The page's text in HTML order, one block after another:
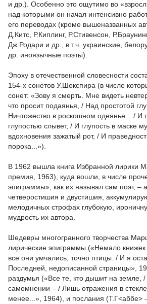
и др.). Особенно это ощутимо во
над которыми он начал интенсивно
его переводах (кроме вышеназванных
Д.Китс, Р.Киплинг, Р.Стивенсон,
Дж.Родари и др., в т.ч. украинские,
др. иноязычные поэты).
Эпоху в отечественной словесности
154-х сонетов У.Шекспира (в числе
сонет: «Зову я смерть. Мне видеть
что просит подаянья, / Над простотой
Ничтожество в роскошном одеянье... / И
глупостью слывет, / И глупость в маске
вдохновения зажатый рот, / И
порока...»).
В 1962 вышла книга Избранной лирики
премия, 1963), куда вошли, в числе
эпиграммы», как их называл сам поэт, –
четверостишия и двустишия,
мелодичных строфах глубокую,
мудрость их автора.
Шедевры многогранного творчества
лирические эпиграммы («Немало
все они умчались, точно птицы. / И я
Последней, недописанной страницы»,
раздумья («Все те, кто дышит на земле,
самомнении – / Лишь отражения в
менее...», 1964), и послания (Т.Г<аббе>